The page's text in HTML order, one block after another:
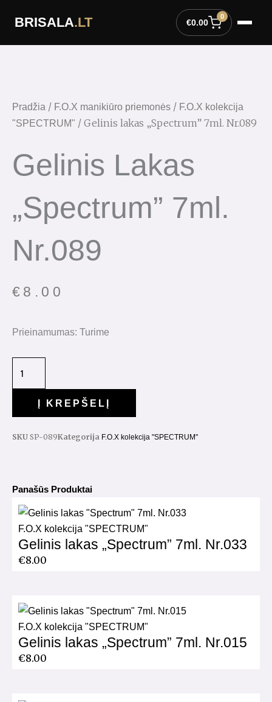
BRISALA.LT €0.00
0
Pradžia / F.O.X manikiūro priemonės / F.O.X kolekcija
"SPECTRUM" / Gelinis lakas „Spectrum” 7ml. Nr.089
Gelinis Lakas
„Spectrum” 7ml.
Nr.089
€ 8.00
Prieinamumas: Turime
lakas
Į KREPŠELĮ
SKU SP-089Kategorija F.O.X kolekcija "SPECTRUM"
Panašūs Produktai
F.O.X kolekcija "SPECTRUM"
Gelinis lakas „Spectrum” 7ml. Nr.033
€8.00
F.O.X kolekcija "SPECTRUM"
Gelinis lakas „Spectrum” 7ml. Nr.015
€8.00